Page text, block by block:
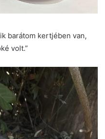
barátom kertjében van,
volt.”